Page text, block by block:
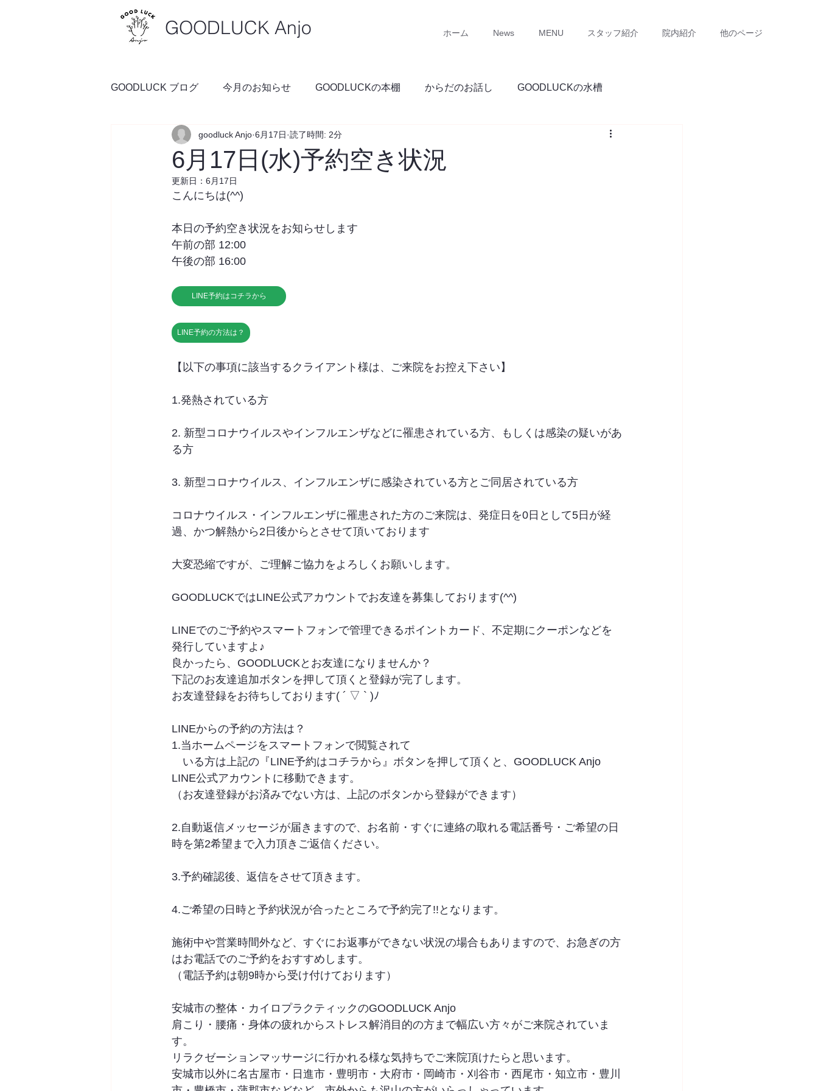
ホーム News MENU スタッフ紹介 院内紹介 他のページ
GOODLUCK Anjo
GOODLUCK ブログ 今月のお知らせ GOODLUCKの本棚 からだのお話し GOODLUCKの水槽
料理の時間 予約空き状況 GOODLUCKブログ
6月17日(水)予約空き状況
goodluck Anjo 6月17日 読了時間: 2分
更新日： 6月17日
こんにちは(^^)
本日の予約空き状況をお知らせします
午前の部 12:00
午後の部 16:00
LINE予約はコチラから
LINE予約の方法は？
【以下の事項に該当するクライアント様は、ご来院をお控え下さい】
1.発熱されている方
2. 新型コロナウイルスやインフルエンザなどに罹患されている方、もしくは感染の疑いがあ
る方
3. 新型コロナウイルス、インフルエンザに感染されている方とご同居されている方
コロナウイルス・インフルエンザに罹患された方のご来院は、発症日を0日として5日が経
過、かつ解熱から2日後からとさせて頂いております
大変恐縮ですが、ご理解ご協力をよろしくお願いします。
GOODLUCKではLINE公式アカウントでお友達を募集しております(^^)
LINEでのご予約やスマートフォンで管理できるポイントカード、不定期にクーポンなどを
発行していますよ♪
良かったら、GOODLUCKとお友達になりませんか？
下記のお友達追加ボタンを押して頂くと登録が完了します。
お友達登録をお待ちしております( ´ ▽ ` )ﾉ
LINEからの予約の方法は？
1.当ホームページをスマートフォンで閲覧されて
いる方は上記の『LINE予約はコチラから』ボタンを押して頂くと、GOODLUCK Anjo
LINE公式アカウントに移動できます。
（お友達登録がお済みでない方は、上記のボタンから登録ができます）
2.自動返信メッセージが届きますので、お名前・すぐに連絡の取れる電話番号・ご希望の日
時を第2希望まで入力頂きご返信ください。
3.予約確認後、返信をさせて頂きます。
4.ご希望の日時と予約状況が合ったところで予約完了!!となります。
施術中や営業時間外など、すぐにお返事ができない状況の場合もありますので、お急ぎの方
はお電話でのご予約をおすすめします。
（電話予約は朝9時から受け付けております）
安城市の整体・カイロプラクティックのGOODLUCK Anjo
肩こり・腰痛・身体の疲れからストレス解消目的の方まで幅広い方々がご来院されていま
す。
リラクゼーションマッサージに行かれる様な気持ちでご来院頂けたらと思います。
安城市以外に名古屋市・日進市・豊明市・大府市・岡崎市・刈谷市・西尾市・知立市・豊川